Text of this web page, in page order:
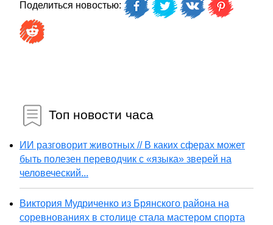
Поделиться новостью:
Топ новости часа
ИИ разговорит животных // В каких сферах может
быть полезен переводчик с «языка» зверей на
человеческий...
Виктория Мудриченко из Брянского района на
соревнованиях в столице стала мастером спорта